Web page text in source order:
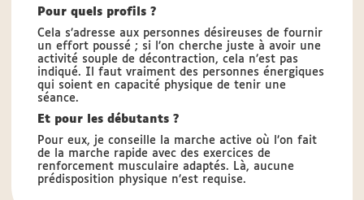
Pour quels profils ?
Cela s’adresse aux personnes désireuses de fournir
un effort poussé ; si l’on cherche juste à avoir une
activité souple de décontraction, cela n’est pas
indiqué. Il faut vraiment des personnes énergiques
qui soient en capacité physique de tenir une
séance.
Et pour les débutants ?
Pour eux, je conseille la marche active où l’on fait
de la marche rapide avec des exercices de
renforcement musculaire adaptés. Là, aucune
prédisposition physique n’est requise.